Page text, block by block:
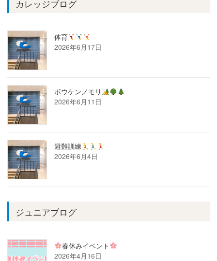
カレッジブログ
体育
2026年6月17日
ボウケンノモリ
2026年6月11日
避難訓練
2026年6月4日
ジュニアブログ
春休みイベント
2026年4月16日